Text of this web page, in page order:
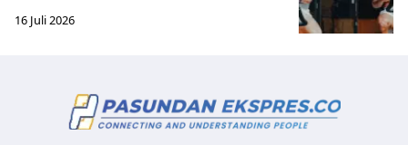
16 Juli 2026